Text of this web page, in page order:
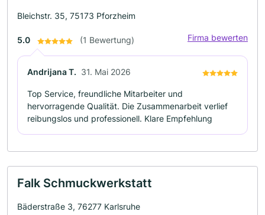
Bleichstr. 35, 75173 Pforzheim
5.0 (1 Bewertung) Firma bewerten
Andrijana T. 31. Mai 2026
Top Service, freundliche Mitarbeiter und
hervorragende Qualität. Die Zusammenarbeit verlief
reibungslos und professionell. Klare Empfehlung
Falk Schmuckwerkstatt
Bäderstraße 3, 76277 Karlsruhe